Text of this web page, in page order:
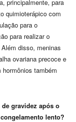
principalmente, para
quimioterápico com
para o
para realizar o
disso, meninas
ovariana precoce e
também
gravidez após o
lento?